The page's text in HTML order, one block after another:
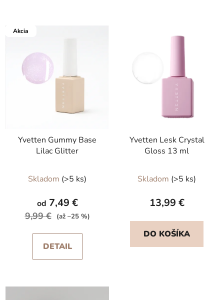
Akcia
Yvetten Gummy Base
Lilac Glitter
hodnotenie
produktu
je
5
Skladom (>5 ks)
od 7,49 €
9,99 € (až –25 %)
DETAIL
Yvetten Lesk Crystal
Gloss 13 ml
hodnotenie
produktu
5,0
z
Skladom (>5 ks)
13,99 €
DO KOŠÍKA